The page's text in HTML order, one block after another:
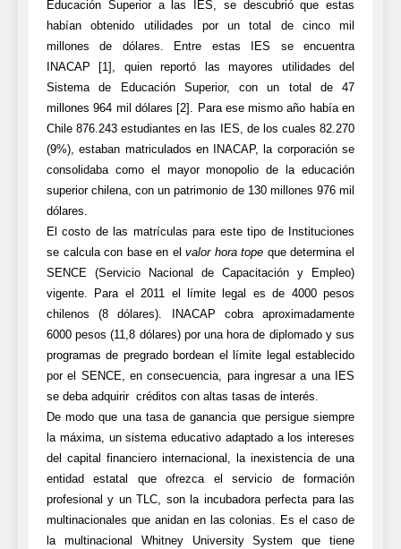
Educación Superior a las IES, se descubrió que estas
habían obtenido utilidades por un total de cinco mil
millones de dólares. Entre estas IES se encuentra
INACAP [1], quien reportó las mayores utilidades del
Sistema de Educación Superior, con un total de 47
millones 964 mil dólares [2]. Para ese mismo año había en
Chile 876.243 estudiantes en las IES, de los cuales 82.270
(9%), estaban matriculados en INACAP, la corporación se
consolidaba como el mayor monopolio de la educación
superior chilena, con un patrimonio de 130 millones 976 mil
dólares.
El costo de las matrículas para este tipo de Instituciones
se calcula con base en elvalor hora tope que determina el
SENCE (Servicio Nacional de Capacitación y Empleo)
vigente. Para el 2011 el límite legal es de 4000 pesos
chilenos (8 dólares). INACAP cobra aproximadamente
6000 pesos (11,8 dólares) por una hora de diplomado y sus
programas de pregrado bordean el límite legal establecido
por el SENCE, en consecuencia, para ingresar a una IES
se deba adquirir créditos con altas tasas de interés.
De modo que una tasa de ganancia que persigue siempre
la máxima, un sistema educativo adaptado a los intereses
del capital financiero internacional, la inexistencia de una
entidad estatal que ofrezca el servicio de formación
profesional y un TLC, son la incubadora perfecta para las
multinacionales que anidan en las colonias. Es el caso de
la multinacional Whitney University System que tiene